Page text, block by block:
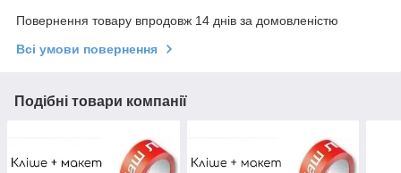
Повернення товару впродовж 14 днів за домовленістю
Всі умови повернення
Подібні товари компанії